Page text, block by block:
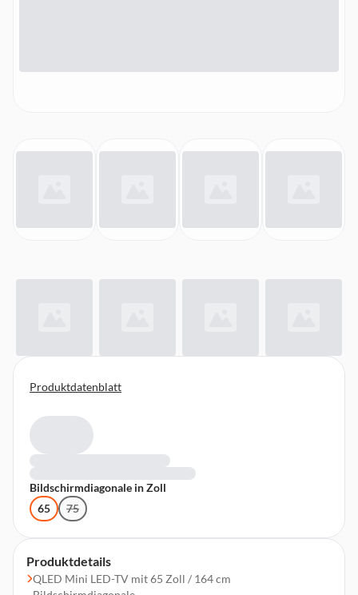
Produktdetails
QLED Mini LED-TV mit 65 Zoll / 164 cm
Produktdatenblatt
Bildschirmdiagonale in Zoll
65
75